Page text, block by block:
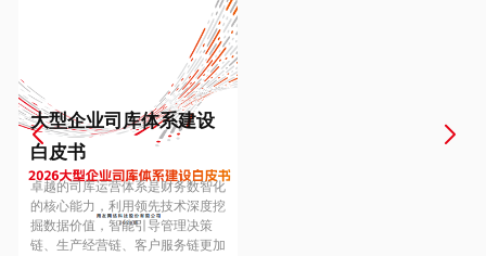
Europe
Hungary
大型企业司库体系建设
白皮书
卓越的司库运营体系是财务数智化
的核心能力，利用领先技术深度挖
掘数据价值，智能引导管理决策
链、生产经营链、客户服务链更加